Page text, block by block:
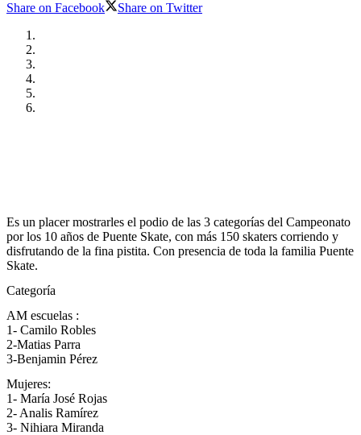
Share on Facebook
Share on Twitter
Es un placer mostrarles el podio de las 3 categorías del Campeonato
por los 10 años de Puente Skate, con más 150 skaters corriendo y
disfrutando de la fina pistita. Con presencia de toda la familia Puente
Skate.
Categoría
AM escuelas :
1- Camilo Robles
2-Matias Parra
3-Benjamin Pérez
Mujeres:
1- María José Rojas
2- Analis Ramírez
3- Nihiara Miranda